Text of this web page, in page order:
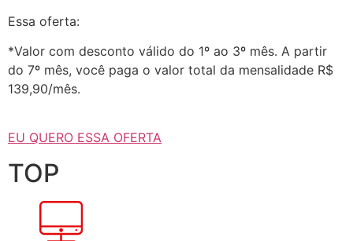
Essa oferta:
*Valor com desconto válido do 1º ao 3º mês. A partir
do 7º mês, você paga o valor total da mensalidade R$
139,90/mês.
EU QUERO ESSA OFERTA
TOP